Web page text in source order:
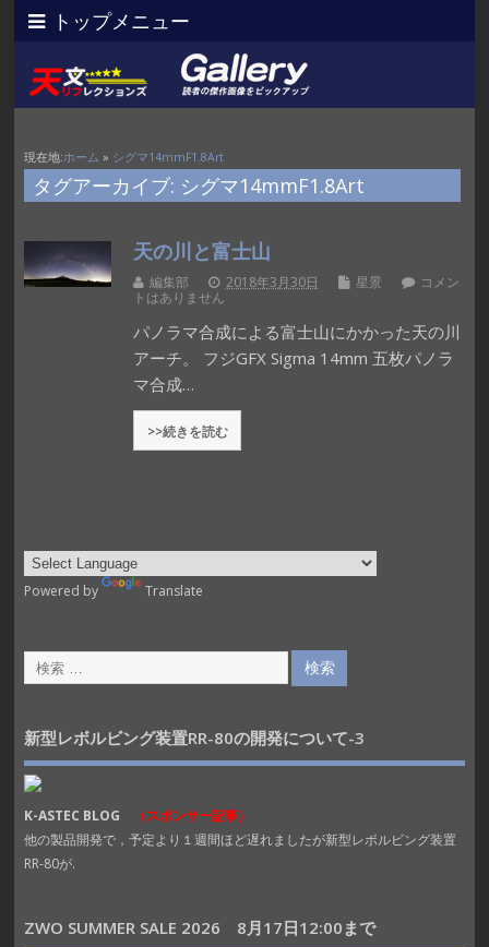
トップメニュー
現在地:ホーム » シグマ14mmF1.8Art
タグアーカイブ: シグマ14mmF1.8Art
天の川と富士山
編集部 2018年3月30日 星景
コメン
トはありません
パノラマ合成による富士山にかかった天の川
アーチ。 フジGFX Sigma 14mm 五枚パノラ
マ合成…
>>続きを読む
Powered by Translate
新型レボルビング装置RR-80の開発について-3
K-ASTEC BLOG
（スポンサー記事）
他の製品開発で，予定より１週間ほど遅れましたが新型レボルビング装置
RR-80が.
ZWO SUMMER SALE 2026 8月17日12:00まで